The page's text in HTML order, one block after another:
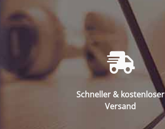
Schneller & kostenloser
Versand